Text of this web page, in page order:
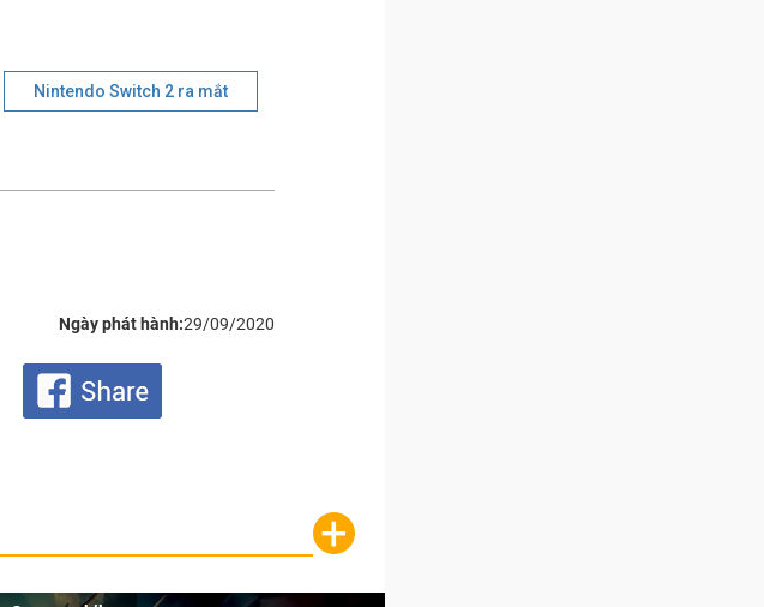
Nintendo Switch 2 ra mắt
Ngày phát hành:29/09/2020
+